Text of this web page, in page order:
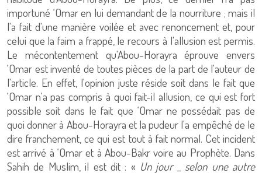
importuné ‘Omar en lui demandant de la nourriture ; mais il
l'a fait d'une manière voilée et avec renoncement et, pour
celui que la faim a frappé, le recours à l'allusion est permis.
Le mécontentement qu'Abou-Horayra éprouve envers
‘Omar est inventé de toutes pièces de la part de l'auteur de
l'article. En effet, l'opinion juste réside soit dans le fait que
‘Omar n'a pas compris à quoi fait-il allusion, ce qui est fort
possible soit dans le fait que ‘Omar ne possédait pas de
quoi donner à Abou-Horayra et la pudeur l'a empêché de le
dire franchement, ce qui est tout à fait normal. Cet incident
est arrivé à ‘Omar et à Abou-Bakr voire au Prophète. Dans
Sahih de Muslim, il est dit : « Un jour _ selon une autre